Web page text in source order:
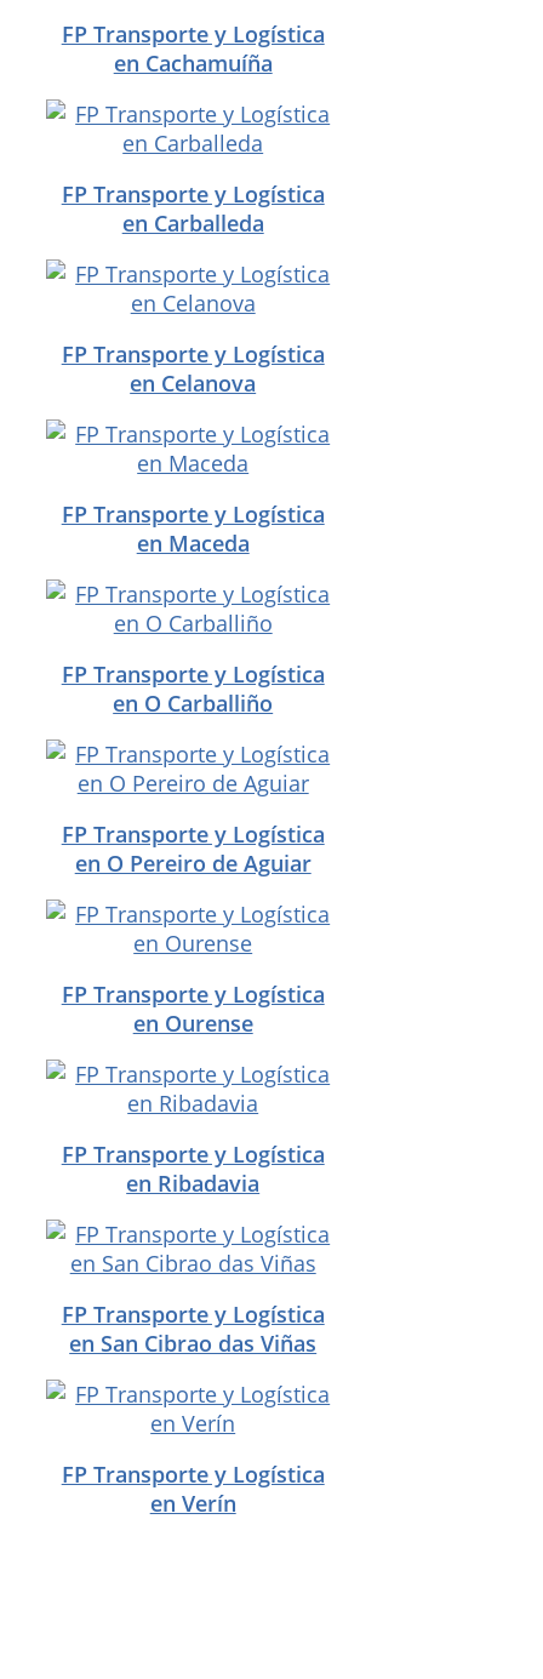
FP Transporte y Logística
en Cachamuíña
FP Transporte y Logística
en Carballeda
FP Transporte y Logística
en Celanova
FP Transporte y Logística
en Maceda
FP Transporte y Logística
en O Carballiño
FP Transporte y Logística
en O Pereiro de Aguiar
FP Transporte y Logística
en Ourense
FP Transporte y Logística
en Ribadavia
FP Transporte y Logística
en San Cibrao das Viñas
FP Transporte y Logística
en Verín